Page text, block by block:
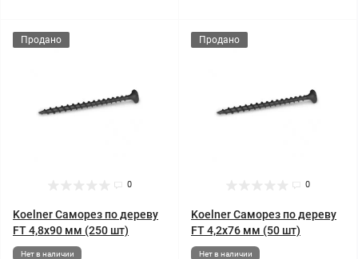
Продано
0
Koelner Саморез по дереву
FT 4,8x90 мм (250 шт)
Нет в наличии
Продано
0
Koelner Саморез по дереву
FT 4,2x76 мм (50 шт)
Нет в наличии